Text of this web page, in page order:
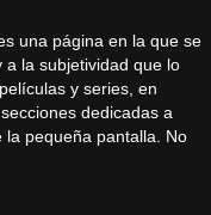
una página en la que se
a la subjetividad que lo
y series, en
dedicadas a
la pequeña pantalla. No